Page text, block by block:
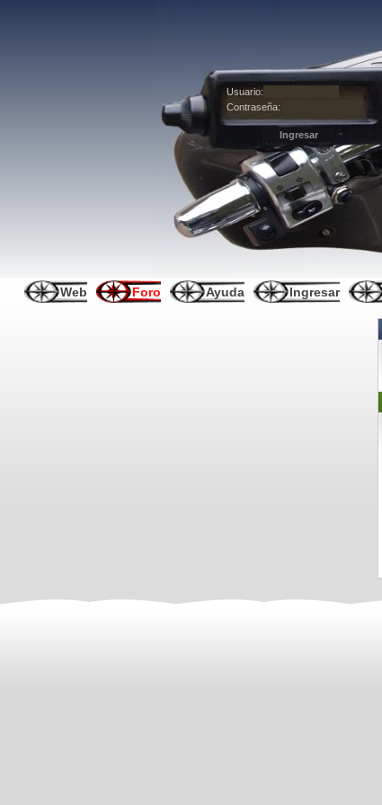
Usuario:
Contraseña:
Web Foro Ayuda Ingresar